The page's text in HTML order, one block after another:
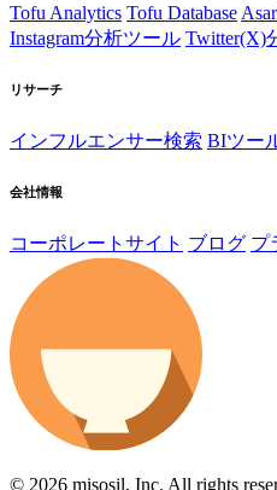
Tofu Analytics Tofu Database
Instagram分析ツール Twitter(X)
リサーチ
インフルエンサー検索 BIツー
会社情報
コーポレートサイト ブログ プ
© 2026 misosil, Inc. All rights